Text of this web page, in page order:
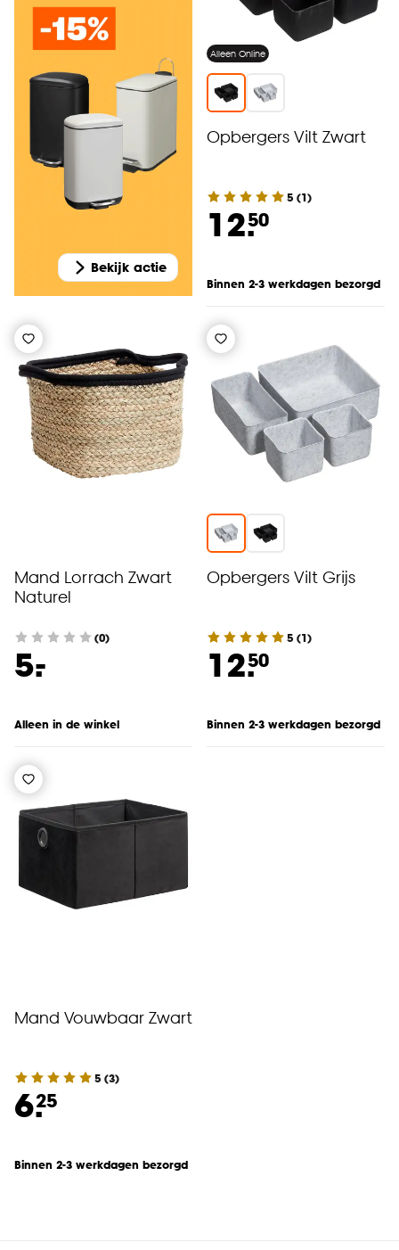
Bekijk actie
Alleen Online
Opbergers Vilt Zwart
5 (1)
12.50
Binnen 2-3 werkdagen bezorgd
Mand Lorrach Zwart
Naturel
(0)
5.
-
Alleen in de winkel
Opbergers Vilt Grijs
5 (1)
12.50
Binnen 2-3 werkdagen bezorgd
Mand Vouwbaar Zwart
5 (3)
6.25
Binnen 2-3 werkdagen bezorgd